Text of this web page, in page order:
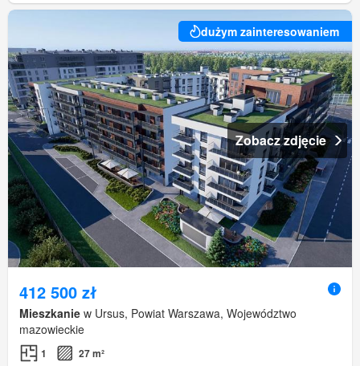
dużym zainteresowaniem
Zobacz zdjęcie
412 500 zł
Mieszkanie w Ursus, Powiat Warszawa, Województwo
mazowieckie
1
27 m²